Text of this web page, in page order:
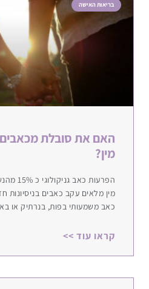
בריאות האישה
האם את סובלת מכאבים
מין?
הפרעות
מין מלאים עקב כאבים בניסיונות
כאב משמעותי בפות, בנרתיק או
קראו עוד >>